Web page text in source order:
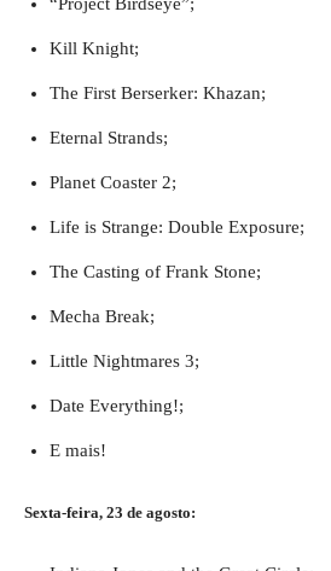
“Project Birdseye”;
Kill Knight;
The First Berserker: Khazan;
Eternal Strands;
Planet Coaster 2;
Life is Strange: Double Exposure;
The Casting of Frank Stone;
Mecha Break;
Little Nightmares 3;
Date Everything!;
E mais!
Sexta-feira, 23 de agosto: